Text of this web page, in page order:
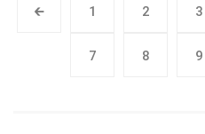
🡰 1 2 3
7 8 9